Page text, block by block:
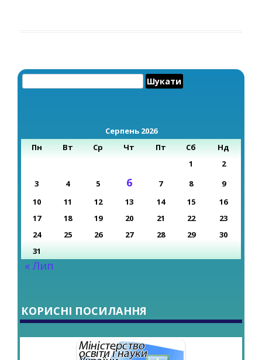
Серпень 2026
Пн
Вт Ср Чт Пт Сб
Нд
1
2
3
4 5 6 7 8
9
10
11 12 13 14 15
16
17
18 19 20 21 22
23
24
25 26 27 28 29
30
31
« Лип
КОРИСНІ ПОСИЛАННЯ